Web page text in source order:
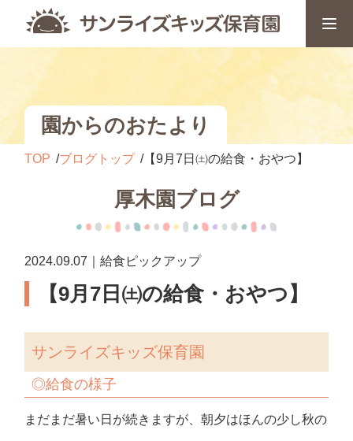
園からのおたより
TOP ブログトップ 【9月7日㈯の給食・おやつ】
厚木園ブログ
2024.09.07｜給食ピックアップ
【9月7日㈯の給食・おやつ】
サンライズキッズ保育園
◎給食の様子
まだまだ暑い日が続きますが、朝夕はほんの少し秋の